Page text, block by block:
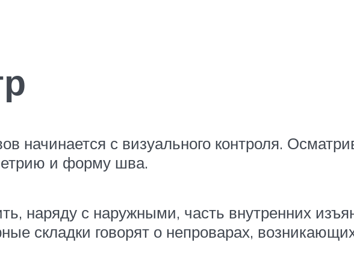
начинается с визуального контроля.
и форму шва.
наряду с наружными, часть внутренних
складки говорят о непроварах,